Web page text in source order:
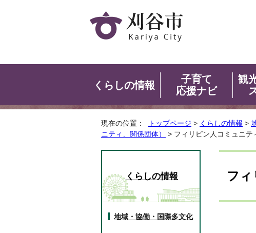
くらしの情報
子育て
応援ナビ
観
現在の位置： トップページ > くらしの情報 >
ニティ、関係団体）
> フィリピン人コミュニ
フ
くらしの情報
地域・協働・国際多文化